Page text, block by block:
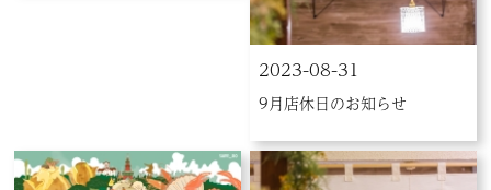
2023-08-31
9月店休日のお知らせ